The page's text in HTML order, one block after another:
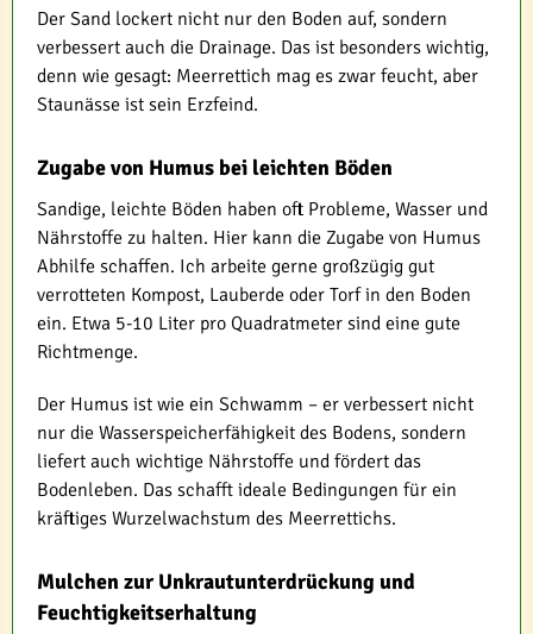
Der Sand lockert nicht nur den Boden auf, sondern
verbessert auch die Drainage. Das ist besonders wichtig,
denn wie gesagt: Meerrettich mag es zwar feucht, aber
Staunässe ist sein Erzfeind.
Zugabe von Humus bei leichten Böden
Sandige, leichte Böden haben oft Probleme, Wasser und
Nährstoffe zu halten. Hier kann die Zugabe von Humus
Abhilfe schaffen. Ich arbeite gerne großzügig gut
verrotteten Kompost, Lauberde oder Torf in den Boden
ein. Etwa 5-10 Liter pro Quadratmeter sind eine gute
Richtmenge.
Der Humus ist wie ein Schwamm – er verbessert nicht
nur die Wasserspeicherfähigkeit des Bodens, sondern
liefert auch wichtige Nährstoffe und fördert das
Bodenleben. Das schafft ideale Bedingungen für ein
kräftiges Wurzelwachstum des Meerrettichs.
Mulchen zur Unkrautunterdrückung und
Feuchtigkeitserhaltung